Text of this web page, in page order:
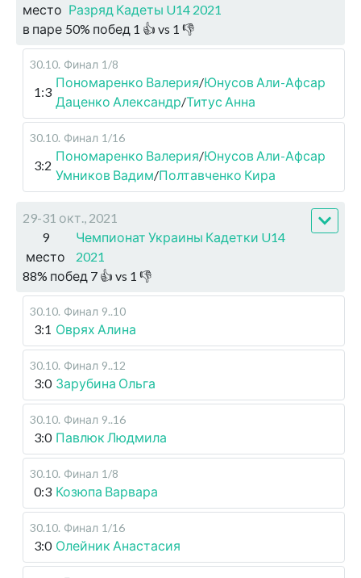
место Разряд Кадеты U14 2021
в паре 50% побед 1 👍 vs 1 👎
30.10. Финал 1/8
1:3
Пономаренко Валерия/Юнусов Али-Афсар
Даценко Александр/Титус Анна
30.10. Финал 1/16
3:2
Пономаренко Валерия/Юнусов Али-Афсар
Умников Вадим/Полтавченко Кира
29-31 окт., 2021
9
место
Чемпионат Украины Кадетки U14
2021
88% побед 7 👍 vs 1 👎
30.10. Финал 9..10
3:1 Оврях Алина
30.10. Финал 9..12
3:0 Зарубина Ольга
30.10. Финал 9..16
3:0 Павлюк Людмила
30.10. Финал 1/8
0:3 Козюпа Варвара
30.10. Финал 1/16
3:0 Олейник Анастасия